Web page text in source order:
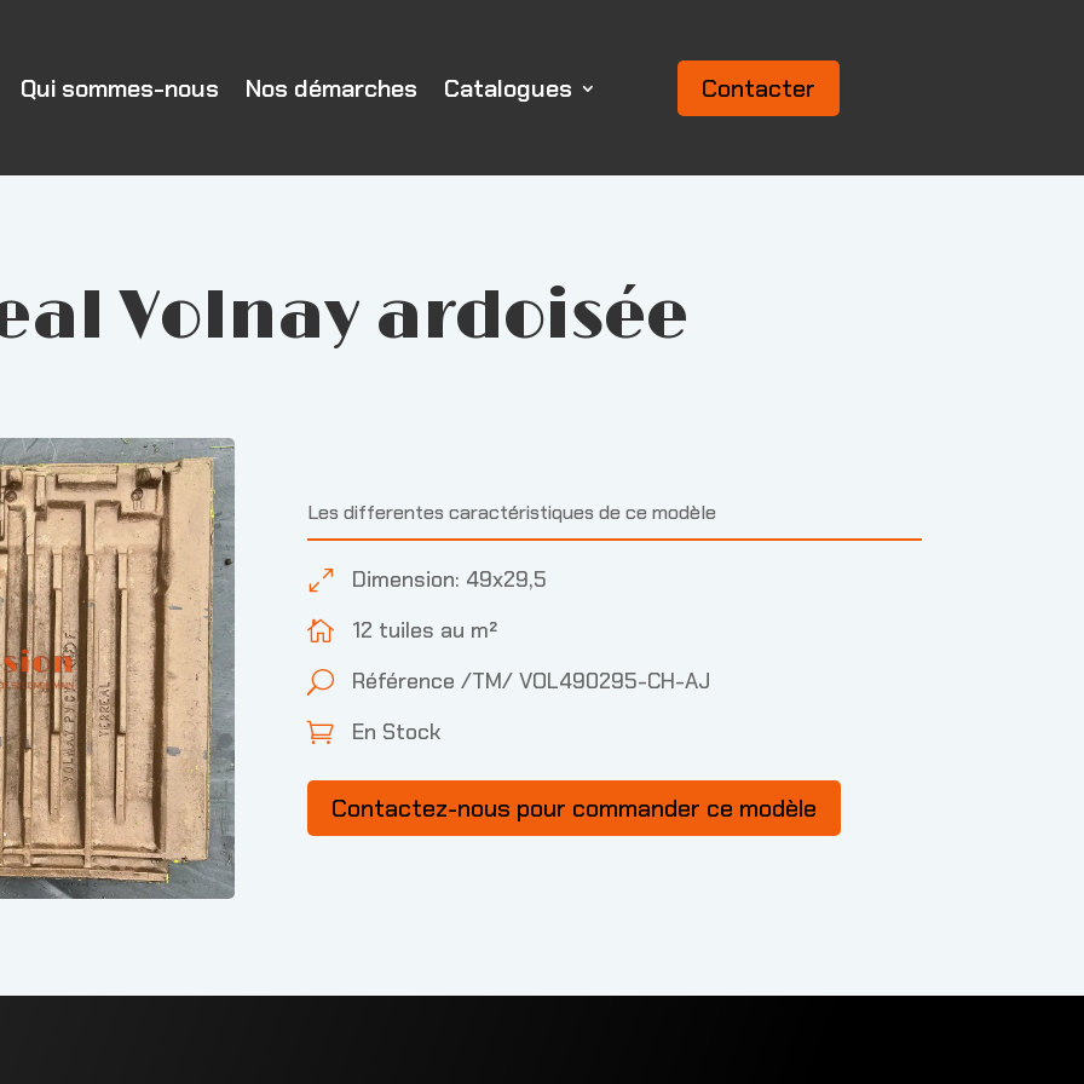
Qui sommes-nous Nos démarches Catalogues Contacter
Volnay ardoisée
Les differentes caractéristiques de ce modèle
0 Dimension: 49x29,5
 12 tuiles au m²
U Référence /TM/ VOL490295-CH-AJ
 En Stock
Contactez-nous pour commander ce modèle